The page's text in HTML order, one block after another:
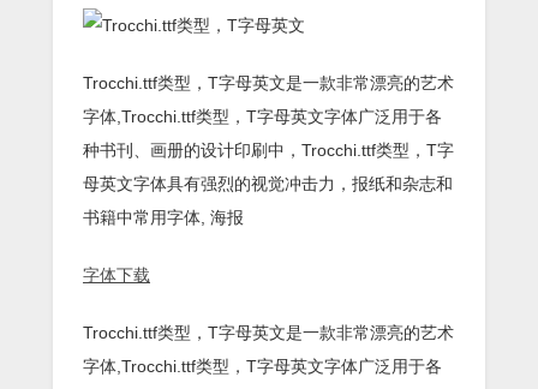
Trocchi.ttf类型，T字母英文是一款非常漂亮的艺术
字体,Trocchi.ttf类型，T字母英文字体广泛用于各
种书刊、画册的设计印刷中，Trocchi.ttf类型，T字
母英文字体具有强烈的视觉冲击力，报纸和杂志和
书籍中常用字体, 海报
字体下载
Trocchi.ttf类型，T字母英文是一款非常漂亮的艺术
字体,Trocchi.ttf类型，T字母英文字体广泛用于各